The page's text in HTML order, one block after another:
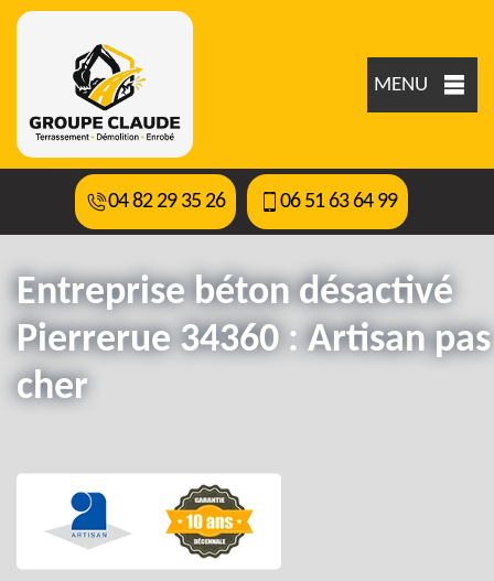
MENU
04 82 29 35 26 06 51 63 64 99
Entreprise béton désactivé
Pierrerue 34360 : Artisan pas
cher